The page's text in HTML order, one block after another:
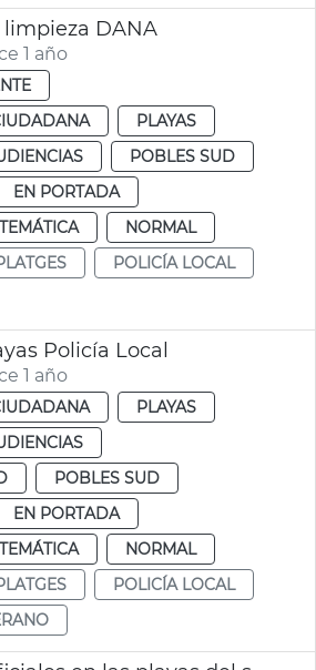
limpieza DANA
1 año
PLAYAS
POBLES SUD
EN PORTADA
NORMAL
POLICÍA LOCAL
Policía Local
1 año
PLAYAS
POBLES SUD
EN PORTADA
NORMAL
POLICÍA LOCAL